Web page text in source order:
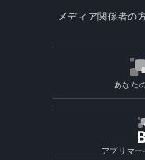
メディア関係者の
あなた
アプリマ